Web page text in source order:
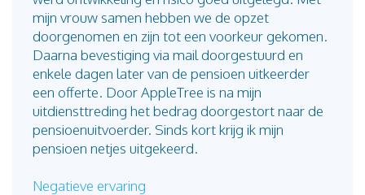
mijn vrouw samen hebben we de opzet
doorgenomen en zijn tot een voorkeur gekomen.
Daarna bevestiging via mail doorgestuurd en
enkele dagen later van de pensioen uitkeerder
een offerte. Door AppleTree is na mijn
uitdiensttreding het bedrag doorgestort naar de
pensioenuitvoerder. Sinds kort krijg ik mijn
pensioen netjes uitgekeerd.
Negatieve ervaring